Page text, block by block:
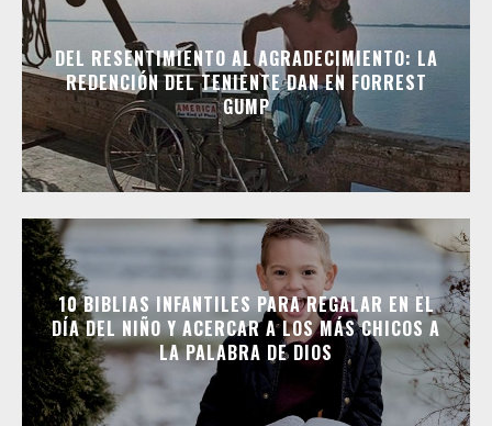
DEL RESENTIMIENTO AL AGRADECIMIENTO: LA
REDENCIÓN DEL TENIENTE DAN EN FORREST
GUMP
10 BIBLIAS INFANTILES PARA REGALAR EN EL
DÍA DEL NIÑO Y ACERCAR A LOS MÁS CHICOS A
LA PALABRA DE DIOS